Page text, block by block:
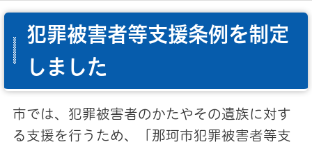
犯罪被害者等支援条例を制定
しました
市では、犯罪被害者のかたやその遺族に対す
る支援を行うため、「那珂市犯罪被害者等支